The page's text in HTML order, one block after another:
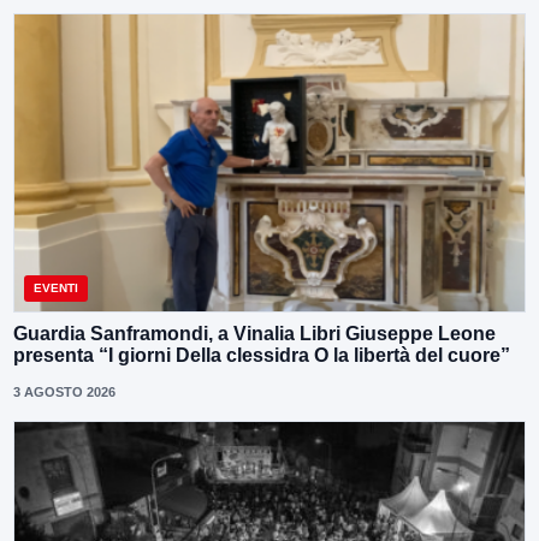
EVENTI
Guardia Sanframondi, a Vinalia Libri Giuseppe Leone
presenta “I giorni Della clessidra O la libertà del cuore”
3 AGOSTO 2026